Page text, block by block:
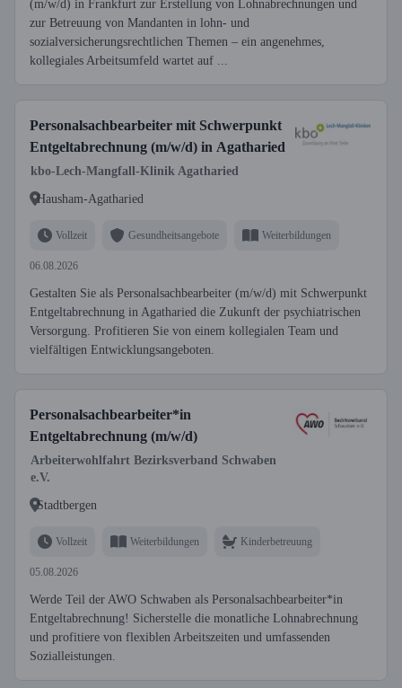
(m/w/d) in Frankfurt zur Erstellung von Lohnabrechnungen und
zur Betreuung von Mandanten in lohn- und
sozialversicherungsrechtlichen Themen – ein angenehmes,
kollegiales Arbeitsumfeld wartet auf ...
Personalsachbearbeiter mit Schwerpunkt
Entgeltabrechnung (m/w/d) in Agatharied
kbo-Lech-Mangfall-Klinik Agatharied
Hausham-Agatharied
Vollzeit Gesundheitsangebote Weiterbildungen
06.08.2026
Gestalten Sie als Personalsachbearbeiter (m/w/d) mit Schwerpunkt
Entgeltabrechnung in Agatharied die Zukunft der psychiatrischen
Versorgung. Profitieren Sie von einem kollegialen Team und
vielfältigen Entwicklungsangeboten.
Personalsachbearbeiter*in
Entgeltabrechnung (m/w/d)
Arbeiterwohlfahrt Bezirksverband Schwaben
e.V.
Stadtbergen
Vollzeit Weiterbildungen Kinderbetreuung
05.08.2026
Werde Teil der AWO Schwaben als Personalsachbearbeiter*in
Entgeltabrechnung! Sicherstelle die monatliche Lohnabrechnung
und profitiere von flexiblen Arbeitszeiten und umfassenden
Sozialleistungen.